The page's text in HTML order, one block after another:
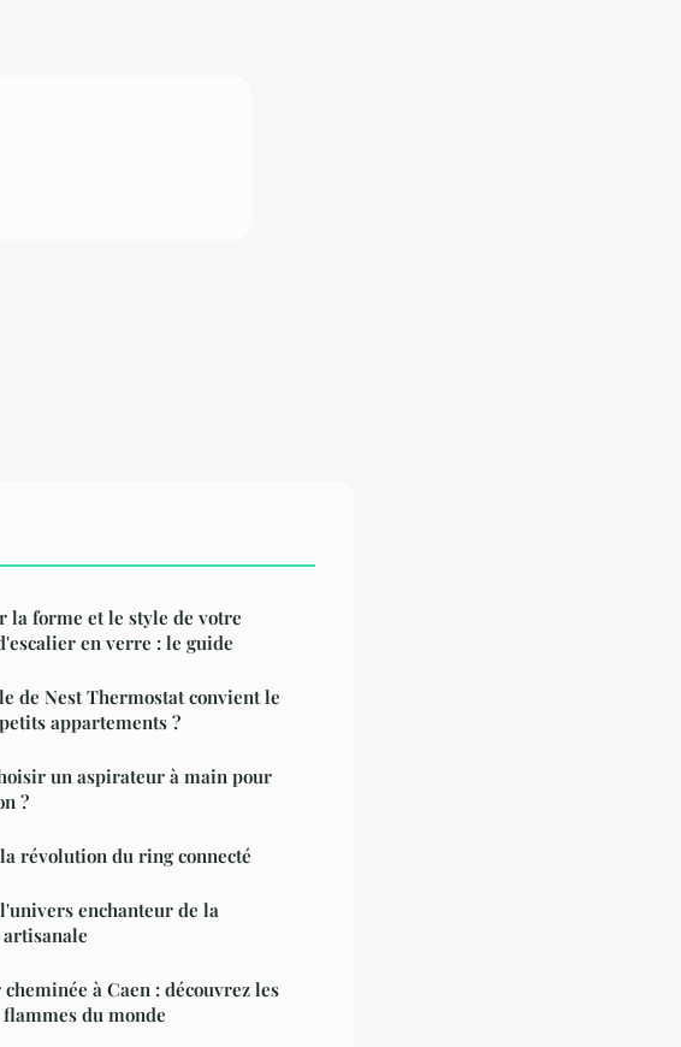
la forme et le style de votre
en verre : le guide
de Nest Thermostat convient le
appartements ?
un aspirateur à main pour
?
révolution du ring connecté
enchanteur de la
à Caen : découvrez les
du monde